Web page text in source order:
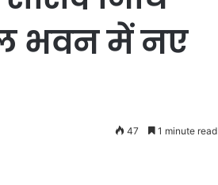
भवन में नए
47 1 minute read